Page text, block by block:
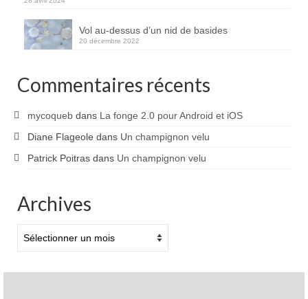
Vol au-dessus d’un nid de basides
20 décembre 2022
Commentaires récents
mycoqueb dans La fonge 2.0 pour Android et iOS
Diane Flageole dans Un champignon velu
Patrick Poitras dans Un champignon velu
Archives